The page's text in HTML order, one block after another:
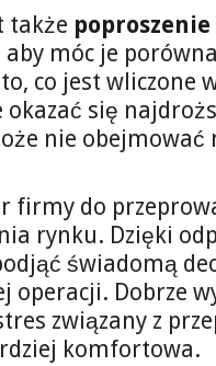
także
móc je
co jest wliczone
się
nie obejmować
firmy do
rynku. Dzięki
świadomą
operacji. Dobrze
związany z
komfortowa.